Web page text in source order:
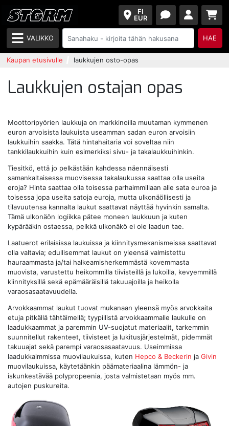
FI
EUR
VALIKKO HAE
Kaupan etusivulle laukkujen osto-opas
Laukkujen ostajan opas
Moottoripyörien laukkuja on markkinoilla muutaman kymmenen
euron arvoisista laukuista useamman sadan euron arvoisiin
laukkuihin saakka. Tätä hintahaitaria voi soveltaa niin
tankkilaukkuihin kuin esimerkiksi sivu- ja takalaukkuihinkin.
Tiesitkö, että jo pelkästään kahdessa näennäisesti
samankaltaisessa muovisessa takalaukussa saattaa olla useita
eroja? Hinta saattaa olla toisessa parhaimmillaan alle sata euroa ja
toisessa jopa useita satoja euroja, mutta ulkonäöllisesti ja
tilavuutensa kannalta laukut saattavat näyttää hyvinkin samalta.
Tämä ulkonäön logiikka pätee moneen laukkuun ja kuten
kypärääkin ostaessa, pelkkä ulkonäkö ei ole laadun tae.
Laatuerot erilaisissa laukuissa ja kiinnitysmekanismeissa saattavat
olla valtavia; edullisemmat laukut on yleensä valmistettu
hauraammasta ja/tai halkeamisherkemmästä kovemmasta
muovista, varustettu heikommilla tiivisteillä ja lukoilla, kevyemmillä
kiinnityksillä sekä epämääräisillä takuuajoilla ja heikolla
varaosasaatavuudella.
Arvokkaammat laukut tuovat mukanaan yleensä myös arvokkaita
etuja pitkällä tähtäimellä; tyypillistä arvokkaammalle laukulle on
laadukkaammat ja paremmin UV-suojatut materiaalit, tarkemmin
suunnitellut rakenteet, tiivisteet ja lukitusjärjestelmät, pidemmät
takuuajat sekä parempi varaosasaatavuus. Useimmissa
laadukkaimmissa muovilaukuissa, kuten Hepco & Beckerin ja Givin
muovilaukuissa, käytetäänkin päämateriaalina lämmön- ja
iskunkestävää polypropeenia, josta valmistetaan myös mm.
autojen puskureita.